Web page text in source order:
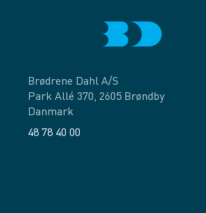
Brødrene Dahl A/S
Park Allé 370, 2605 Brøndby
Danmark
48 78 40 00